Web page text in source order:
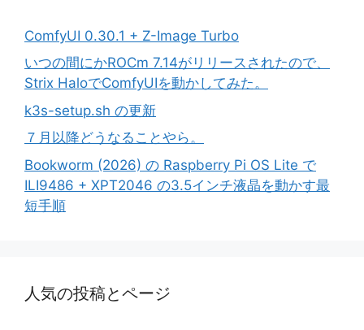
ComfyUI 0.30.1 + Z-Image Turbo
いつの間にかROCm 7.14がリリースされたので、
Strix HaloでComfyUIを動かしてみた。
k3s-setup.sh の更新
７月以降どうなることやら。
Bookworm (2026) の Raspberry Pi OS Lite で
ILI9486 + XPT2046 の3.5インチ液晶を動かす最
短手順
人気の投稿とページ